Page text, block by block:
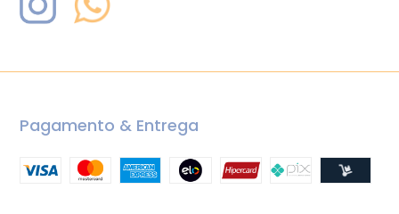
Pagamento & Entrega